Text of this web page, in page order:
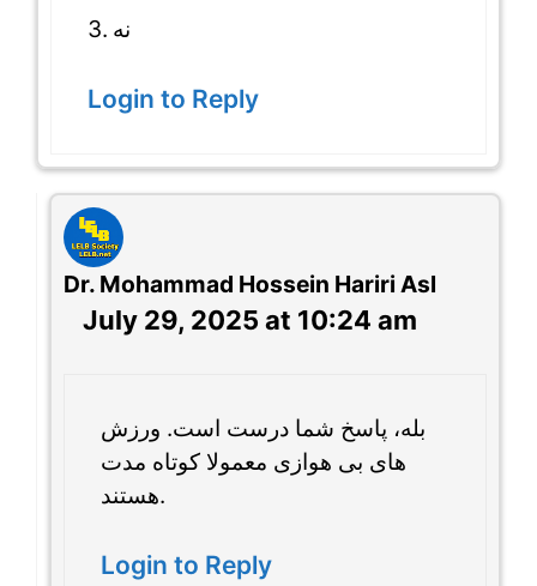
3. نه
Login to Reply
Dr. Mohammad Hossein Hariri Asl
July 29, 2025 at 10:24 am
بله، پاسخ شما درست است. ورزش
های بی هوازی معمولا کوتاه مدت
هستند.
Login to Reply